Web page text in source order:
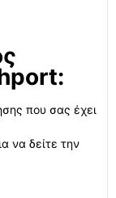
που σας έχει
να δείτε την